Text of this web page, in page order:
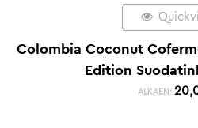
Colombia Coconut
Edition
ALKAEN: